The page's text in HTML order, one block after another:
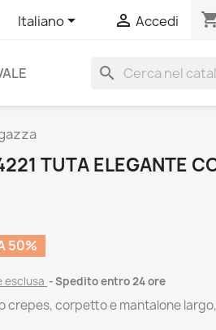
Italiano  Accedi
search
TUTA ELEGANTE
50%
esclusa Spedito entro 24 ore
crepes, corpetto e mantalone